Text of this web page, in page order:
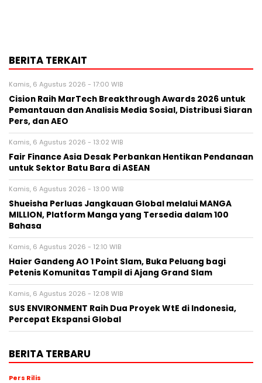
BERITA TERKAIT
Kamis, 6 Agustus 2026 - 17:00 WIB
Cision Raih MarTech Breakthrough Awards 2026 untuk
Pemantauan dan Analisis Media Sosial, Distribusi Siaran
Pers, dan AEO
Kamis, 6 Agustus 2026 - 13:02 WIB
Fair Finance Asia Desak Perbankan Hentikan Pendanaan
untuk Sektor Batu Bara di ASEAN
Kamis, 6 Agustus 2026 - 13:00 WIB
Shueisha Perluas Jangkauan Global melalui MANGA
MILLION, Platform Manga yang Tersedia dalam 100
Bahasa
Kamis, 6 Agustus 2026 - 12:10 WIB
Haier Gandeng AO 1 Point Slam, Buka Peluang bagi
Petenis Komunitas Tampil di Ajang Grand Slam
Kamis, 6 Agustus 2026 - 12:08 WIB
SUS ENVIRONMENT Raih Dua Proyek WtE di Indonesia,
Percepat Ekspansi Global
BERITA TERBARU
Pers Rilis